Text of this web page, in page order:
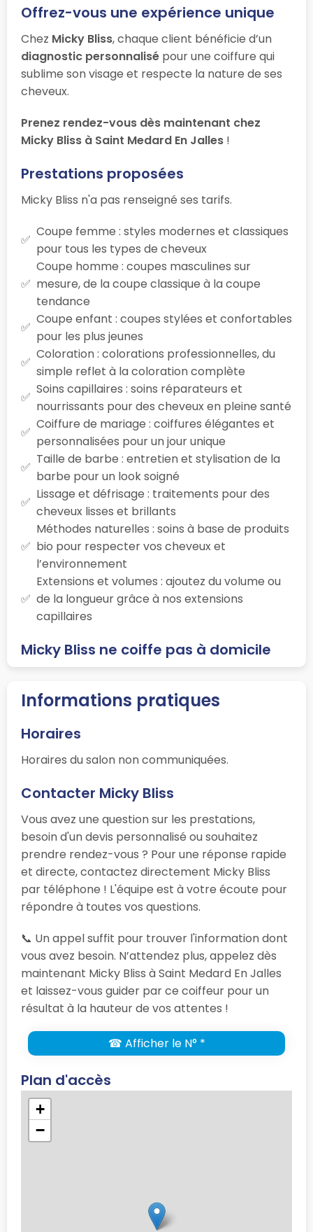
Offrez-vous une expérience unique
Chez Micky Bliss, chaque client bénéficie d’un
diagnostic personnalisé pour une coiffure qui
sublime son visage et respecte la nature de ses
cheveux.
Prenez rendez-vous dès maintenant chez
Micky Bliss à Saint Medard En Jalles !
Prestations proposées
Micky Bliss n'a pas renseigné ses tarifs.
Coupe femme : styles modernes et classiques
pour tous les types de cheveux
Coupe homme : coupes masculines sur
mesure, de la coupe classique à la coupe
tendance
Coupe enfant : coupes stylées et confortables
pour les plus jeunes
Coloration : colorations professionnelles, du
simple reflet à la coloration complète
Soins capillaires : soins réparateurs et
nourrissants pour des cheveux en pleine santé
Coiffure de mariage : coiffures élégantes et
personnalisées pour un jour unique
Taille de barbe : entretien et stylisation de la
barbe pour un look soigné
Lissage et défrisage : traitements pour des
cheveux lisses et brillants
Méthodes naturelles : soins à base de produits
bio pour respecter vos cheveux et
l’environnement
Extensions et volumes : ajoutez du volume ou
de la longueur grâce à nos extensions
capillaires
Micky Bliss ne coiffe pas à domicile
Informations pratiques
Horaires
Horaires du salon non communiquées.
Contacter Micky Bliss
Vous avez une question sur les prestations,
besoin d'un devis personnalisé ou souhaitez
prendre rendez-vous ? Pour une réponse rapide
et directe, contactez directement Micky Bliss
par téléphone ! L'équipe est à votre écoute pour
répondre à toutes vos questions.
📞 Un appel suffit pour trouver l'information dont
vous avez besoin. N’attendez plus, appelez dès
maintenant Micky Bliss à Saint Medard En Jalles
et laissez-vous guider par ce coiffeur pour un
résultat à la hauteur de vos attentes !
☎ Afficher le N° *
Plan d'accès
+
−